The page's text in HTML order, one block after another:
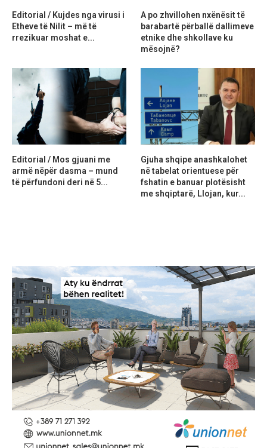
Editorial / Kujdes nga virusi i
Etheve të Nilit – më të
rrezikuar moshat e...
A po zhvillohen nxënësit të
barabartë përballë dallimeve
etnike dhe shkollave ku
mësojnë?
Editorial / Mos gjuani me
armë nëpër dasma – mund
të përfundoni deri në 5...
Gjuha shqipe anashkalohet
në tabelat orientuese për
fshatin e banuar plotësisht
me shqiptarë, Llojan, kur...